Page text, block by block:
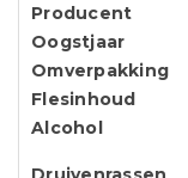
Producent
Oogstjaar
Omverpakking
Flesinhoud
Alcohol